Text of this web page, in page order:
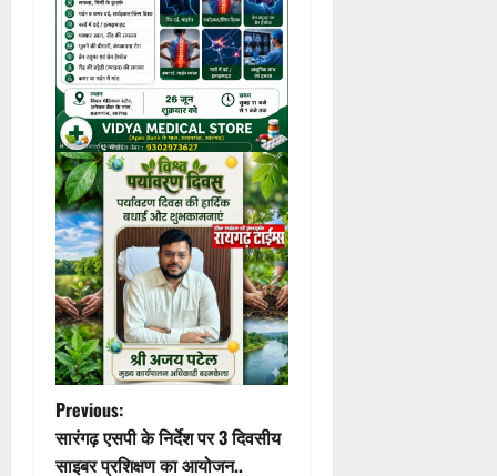
P
o
Previous:
सारंगढ़ एसपी के निर्देश पर 3 दिवसीय
साइबर प्रशिक्षण का आयोजन..